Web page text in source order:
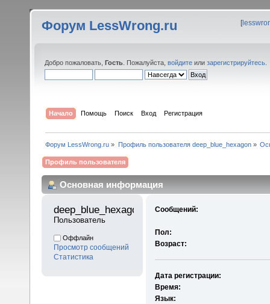
Форум LessWrong.ru [
Добро пожаловать, Гость . Пожалуйста, войдите или зарегистрируйтесь
Начало Помощь Поиск Вход Регистрация
Форум LessWrong.ru » Профиль пользователя deep_blue_hexagon»
Профиль пользователя
Основная информация
Пользователь
Оффлайн
Просмотр сообщений
Статистика
Сообщений:
Пол:
Возраст:
Дата регистрации:
Время:
Язык: